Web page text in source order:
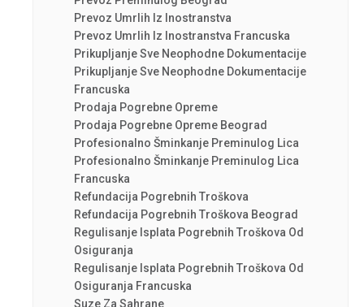
Prevoz Umrlih Iz Inostranstva
Prevoz Umrlih Iz Inostranstva Francuska
Prikupljanje Sve Neophodne Dokumentacije
Prikupljanje Sve Neophodne Dokumentacije
Francuska
Prodaja Pogrebne Opreme
Prodaja Pogrebne Opreme Beograd
Profesionalno Šminkanje Preminulog Lica
Profesionalno Šminkanje Preminulog Lica
Francuska
Refundacija Pogrebnih Troškova
Refundacija Pogrebnih Troškova Beograd
Regulisanje Isplata Pogrebnih Troškova Od
Osiguranja
Regulisanje Isplata Pogrebnih Troškova Od
Osiguranja Francuska
Suze Za Sahrane